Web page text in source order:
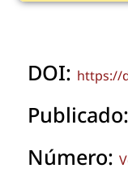
DOI: https://
Publicado:
Número: